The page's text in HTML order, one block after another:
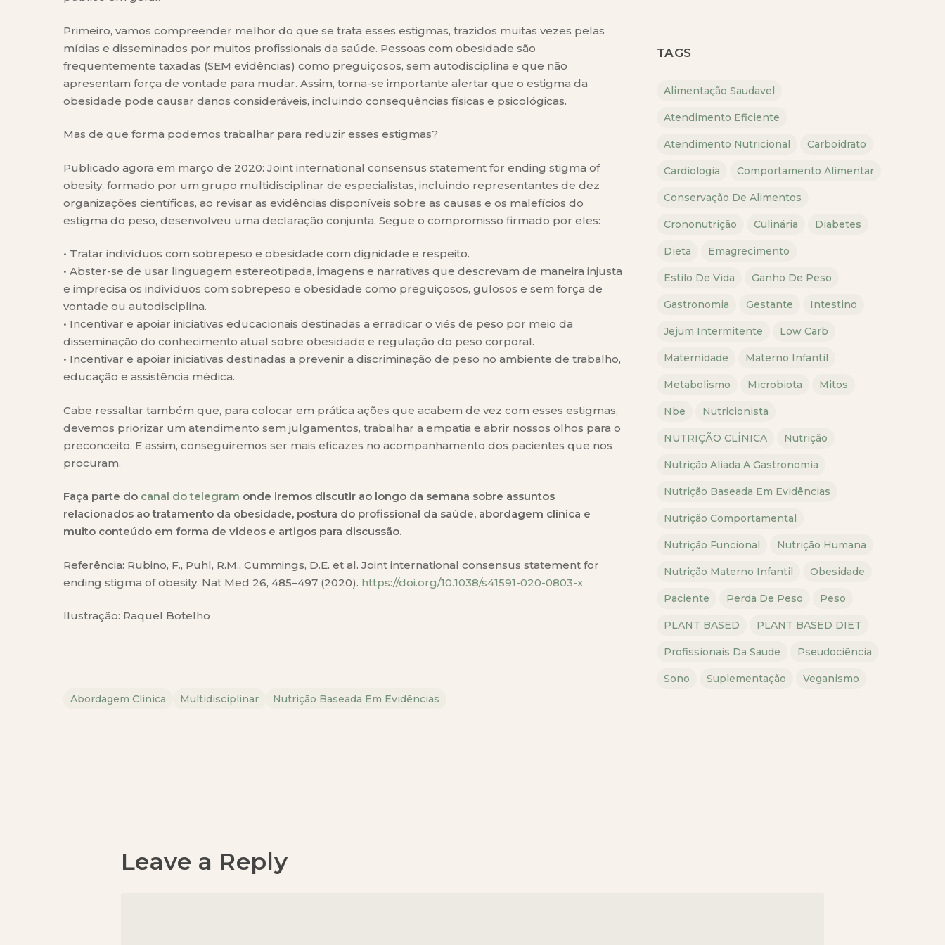
Primeiro, vamos compreender melhor do que se trata esses estigmas, trazidos muitas vezes pelas
mídias e disseminados por muitos profissionais da saúde. Pessoas com obesidade são
frequentemente taxadas (SEM evidências) como preguiçosos, sem autodisciplina e que não
apresentam força de vontade para mudar. Assim, torna-se importante alertar que o estigma da
obesidade pode causar danos consideráveis, incluindo consequências físicas e psicológicas.
Mas de que forma podemos trabalhar para reduzir esses estigmas?
Publicado agora em março de 2020: Joint international consensus statement for ending stigma of
obesity, formado por um grupo multidisciplinar de especialistas, incluindo representantes de dez
organizações científicas, ao revisar as evidências disponíveis sobre as causas e os malefícios do
estigma do peso, desenvolveu uma declaração conjunta. Segue o compromisso firmado por eles:
• Tratar indivíduos com sobrepeso e obesidade com dignidade e respeito.
• Abster-se de usar linguagem estereotipada, imagens e narrativas que descrevam de maneira injusta
e imprecisa os indivíduos com sobrepeso e obesidade como preguiçosos, gulosos e sem força de
vontade ou autodisciplina.
• Incentivar e apoiar iniciativas educacionais destinadas a erradicar o viés de peso por meio da
disseminação do conhecimento atual sobre obesidade e regulação do peso corporal.
• Incentivar e apoiar iniciativas destinadas a prevenir a discriminação de peso no ambiente de trabalho,
educação e assistência médica.
Cabe ressaltar também que, para colocar em prática ações que acabem de vez com esses estigmas,
devemos priorizar um atendimento sem julgamentos, trabalhar a empatia e abrir nossos olhos para o
preconceito. E assim, conseguiremos ser mais eficazes no acompanhamento dos pacientes que nos
procuram.
Faça parte do canal do telegram onde iremos discutir ao longo da semana sobre assuntos
relacionados ao tratamento da obesidade, postura do profissional da saúde, abordagem clínica e
muito conteúdo em forma de videos e artigos para discussão.
Referência: Rubino, F., Puhl, R.M., Cummings, D.E. et al. Joint international consensus statement for
ending stigma of obesity. Nat Med 26, 485–497 (2020). https://doi.org/10.1038/s41591-020-0803-x
Ilustração: Raquel Botelho
Abordagem Clinica Multidisciplinar Nutrição Baseada Em Evidências
TAGS
Alimentação Saudavel
Atendimento Eficiente
Atendimento Nutricional Carboidrato
Cardiologia Comportamento Alimentar
Conservação De Alimentos
Crononutrição Culinária Diabetes
Dieta Emagrecimento
Estilo De Vida Ganho De Peso
Gastronomia Gestante Intestino
Jejum Intermitente Low Carb
Maternidade Materno Infantil
Metabolismo Microbiota Mitos
Nbe Nutricionista
NUTRIÇÃO CLÍNICA Nutrição
Nutrição Aliada A Gastronomia
Nutrição Baseada Em Evidências
Nutrição Comportamental
Nutrição Funcional Nutrição Humana
Nutrição Materno Infantil Obesidade
Paciente Perda De Peso Peso
PLANT BASED PLANT BASED DIET
Profissionais Da Saude Pseudociência
Sono Suplementação Veganismo
Leave a Reply